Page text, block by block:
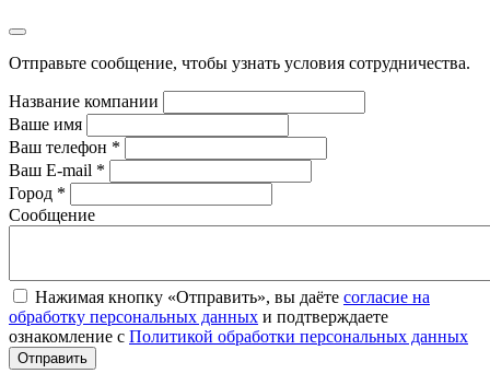
Отправьте сообщение, чтобы узнать условия сотрудничества.
Название компании
Ваше имя
Ваш телефон *
Ваш E-mail *
Город *
Сообщение
Нажимая кнопку «Отправить», вы даёте согласие на
обработку персональных данных и подтверждаете
ознакомление с Политикой обработки персональных данных